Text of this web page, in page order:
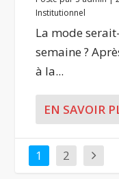
Institutionnel
La mode
semaine ?
à la...
EN SAVOIR
1 2